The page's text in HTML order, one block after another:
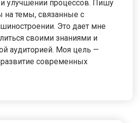
улучшении процессов. Пишу
на темы, связанные с
Это дает мне
своими знаниями и
аудиторией. Моя цель —
современных